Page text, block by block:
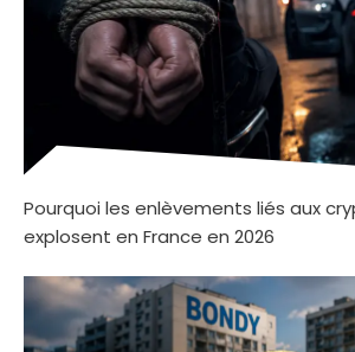
Pourquoi les enlèvements liés aux
explosent en France en 2026